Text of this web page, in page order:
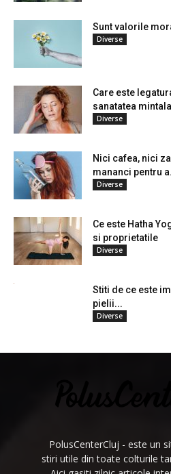
Sunt valorile
Diverse
Care este
sanatatea
Diverse
Nici cafea, nici
mananci pentru
Diverse
Ce este Hatha
si proprietatile
Diverse
Stiti de ce este
pielii...
Diverse
PolusCenterCluj - este un
stiri utile din toate colturile